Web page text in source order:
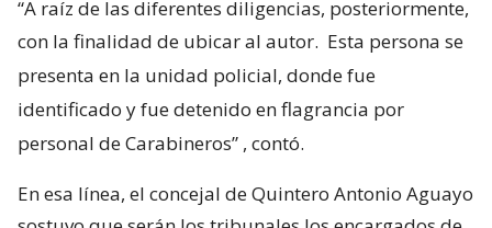
“A raíz de las diferentes diligencias, posteriormente,
con la finalidad de ubicar al autor. Esta persona se
presenta en la unidad policial, donde fue
identificado y fue detenido en flagrancia por
personal de Carabineros” , contó.
En esa línea, el concejal de Quintero Antonio Aguayo